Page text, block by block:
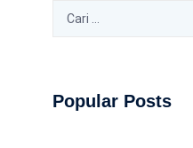
Popular Posts